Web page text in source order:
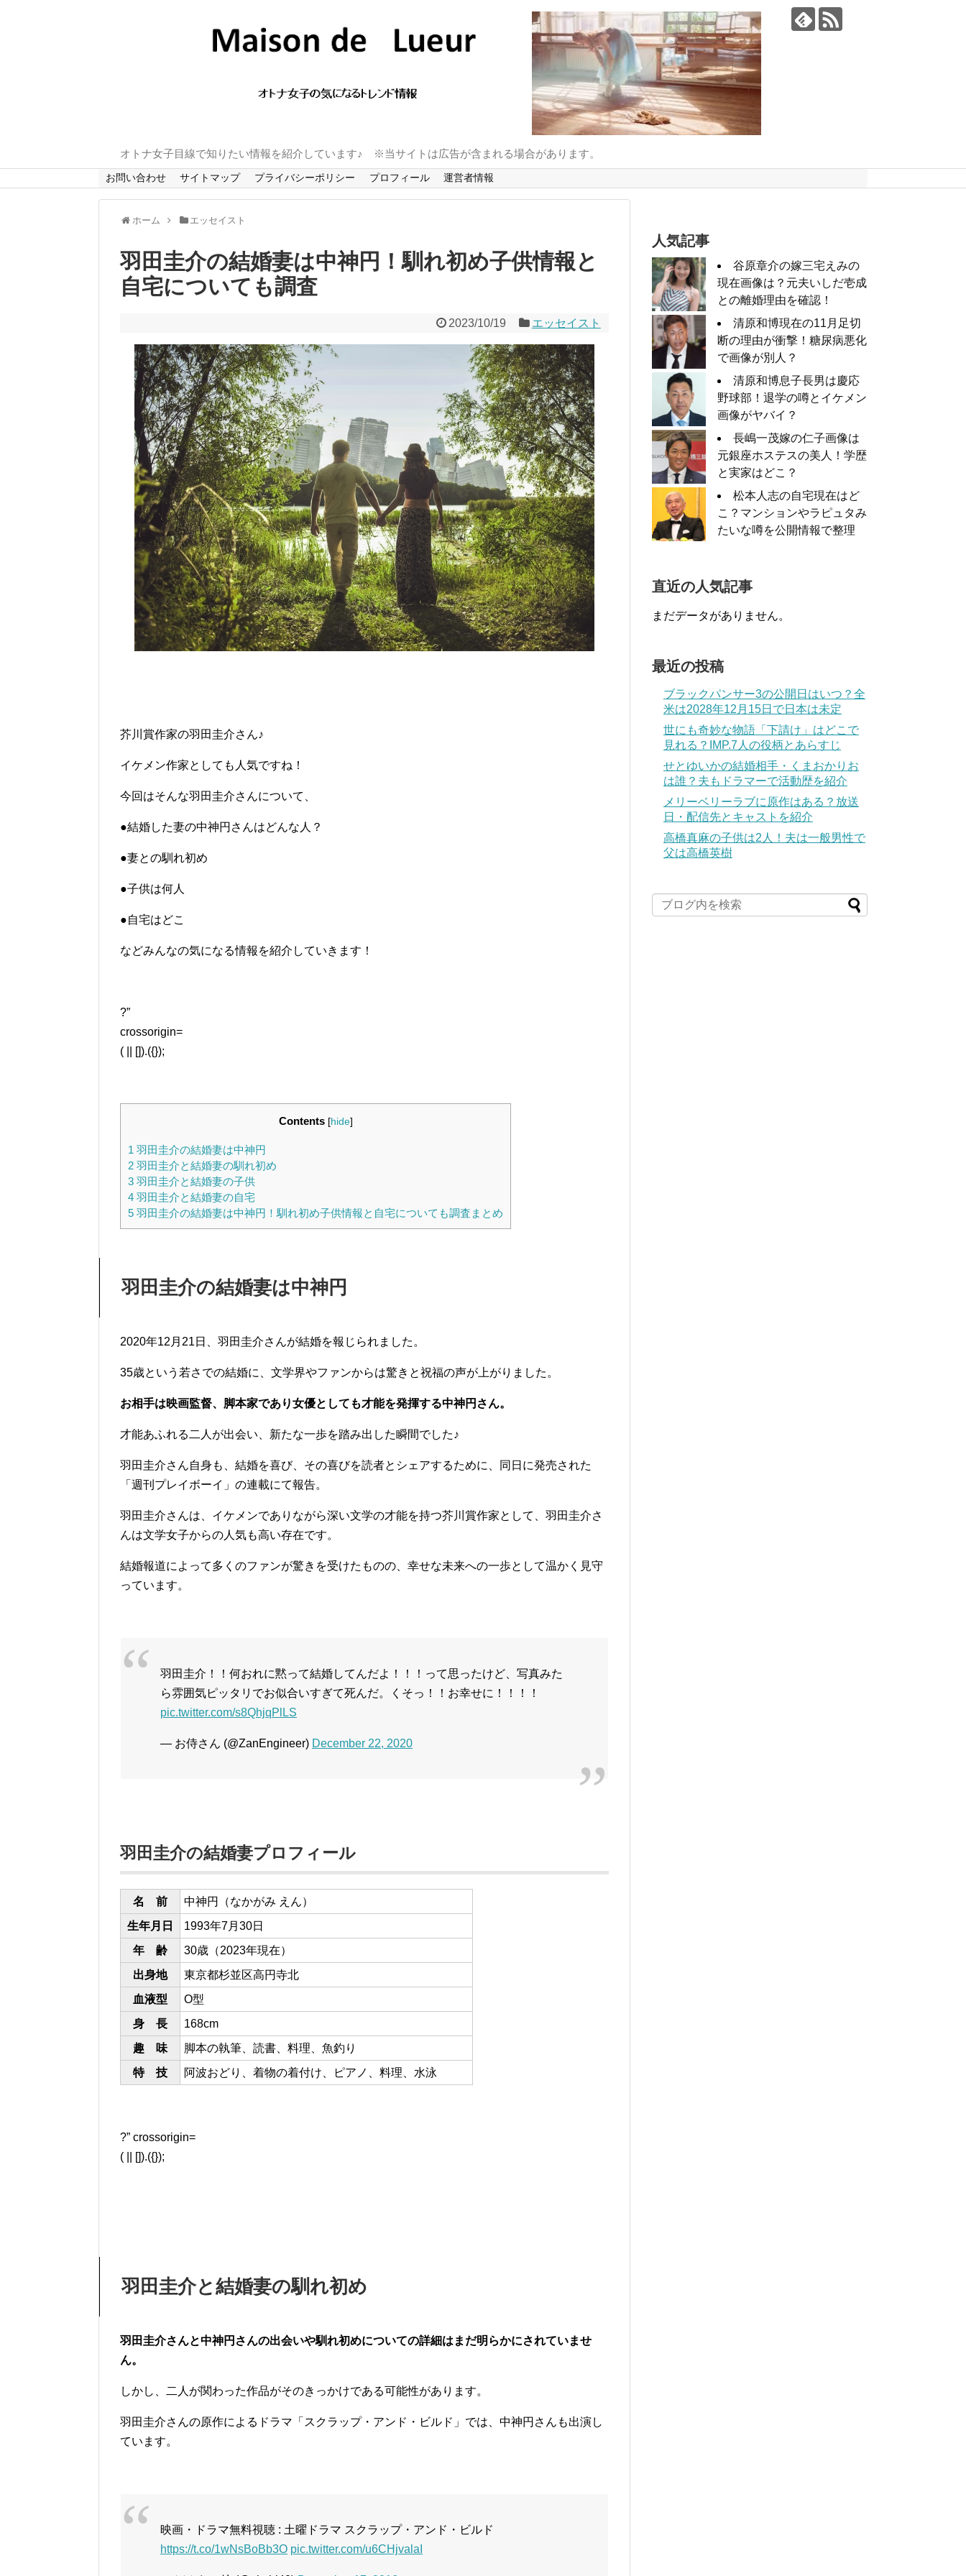
オトナ女子目線で知りたい情報を紹介しています♪ ※当サイトは広告が含まれる場合があります。
お問い合わせ サイトマップ プライバシーポリシー プロフィール 運営者情報
ホーム エッセイスト
羽田圭介の結婚妻は中神円！馴れ初め子供情報と
自宅についても調査
2023/10/19 エッセイスト
芥川賞作家の羽田圭介さん♪
イケメン作家としても人気ですね！
今回はそんな羽田圭介さんについて、
●結婚した妻の中神円さんはどんな人？
●妻との馴れ初め
●子供は何人
●自宅はどこ
などみんなの気になる情報を紹介していきます！
?”
crossorigin=
( || []).({});
Contents [hide]
1 羽田圭介の結婚妻は中神円
2 羽田圭介と結婚妻の馴れ初め
3 羽田圭介と結婚妻の子供
4 羽田圭介と結婚妻の自宅
5 羽田圭介の結婚妻は中神円！馴れ初め子供情報と自宅についても調査まとめ
羽田圭介の結婚妻は中神円
2020年12月21日、羽田圭介さんが結婚を報じられました。
35歳という若さでの結婚に、文学界やファンからは驚きと祝福の声が上がりました。
お相手は映画監督、脚本家であり女優としても才能を発揮する中神円さん。
才能あふれる二人が出会い、新たな一歩を踏み出した瞬間でした♪
羽田圭介さん自身も、結婚を喜び、その喜びを読者とシェアするために、同日に発売された
「週刊プレイボーイ」の連載にて報告。
羽田圭介さんは、イケメンでありながら深い文学の才能を持つ芥川賞作家として、羽田圭介さ
んは文学女子からの人気も高い存在です。
結婚報道によって多くのファンが驚きを受けたものの、幸せな未来への一歩として温かく見守
っています。
羽田圭介！！何おれに黙って結婚してんだよ！！！って思ったけど、写真みた
ら雰囲気ピッタリでお似合いすぎて死んだ。くそっ！！お幸せに！！！！
pic.twitter.com/s8QhjqPlLS
— お侍さん (@ZanEngineer) December 22, 2020
羽田圭介の結婚妻プロフィール
名 前
中神円（なかがみ えん）
生年月日
1993年7月30日
年 齢
30歳（2023年現在）
出身地
東京都杉並区高円寺北
血液型
O型
身 長
168cm
趣 味
脚本の執筆、読書、料理、魚釣り
特 技
阿波おどり、着物の着付け、ピアノ、料理、水泳
?” crossorigin=
( || []).({});
羽田圭介と結婚妻の馴れ初め
羽田圭介さんと中神円さんの出会いや馴れ初めについての詳細はまだ明らかにされていませ
ん。
しかし、二人が関わった作品がそのきっかけである可能性があります。
羽田圭介さんの原作によるドラマ「スクラップ・アンド・ビルド」では、中神円さんも出演し
ています。
映画・ドラマ無料視聴 : 土曜ドラマ スクラップ・アンド・ビルド
https://t.co/1wNsBoBb3O pic.twitter.com/u6CHjvalaI
人気記事
谷原章介の嫁三宅えみの
現在画像は？元夫いしだ壱成
との離婚理由を確認！
清原和博現在の11月足切
断の理由が衝撃！糖尿病悪化
で画像が別人？
清原和博息子長男は慶応
野球部！退学の噂とイケメン
画像がヤバイ？
長嶋一茂嫁の仁子画像は
元銀座ホステスの美人！学歴
と実家はどこ？
松本人志の自宅現在はど
こ？マンションやラピュタみ
たいな噂を公開情報で整理
直近の人気記事
まだデータがありません。
最近の投稿
ブラックパンサー3の公開日はいつ？全
米は2028年12月15日で日本は未定
世にも奇妙な物語「下請け」はどこで
見れる？IMP.7人の役柄とあらすじ
せとゆいかの結婚相手・くまおかりお
は誰？夫もドラマーで活動歴を紹介
メリーベリーラブに原作はある？放送
日・配信先とキャストを紹介
高橋真麻の子供は2人！夫は一般男性で
父は高橋英樹